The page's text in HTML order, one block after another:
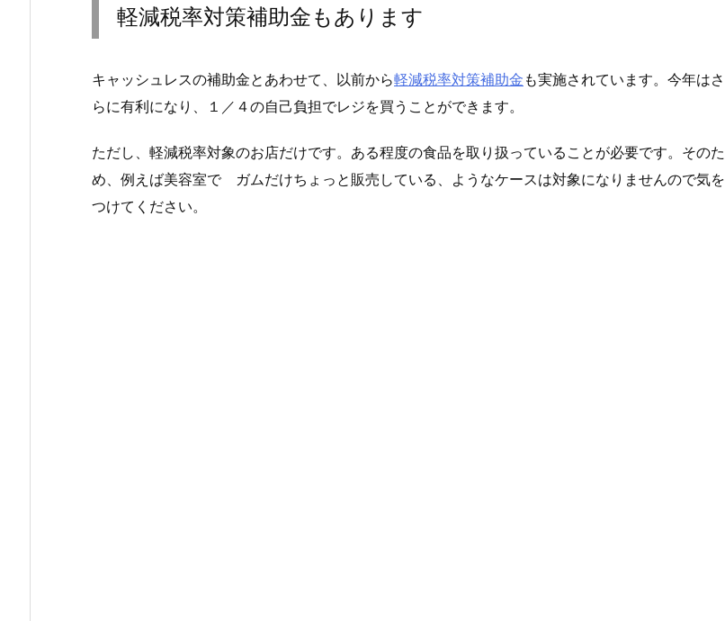
軽減税率対策補助金もあります
キャッシュレスの補助金とあわせて、以前から軽減税率対策補助金 も実施されています。今年はさ
らに有利になり、１／４の自己負担でレジを買うことができます。
ただし、軽減税率対象のお店だけです。ある程度の食品を取り扱っていることが必要です。そのた
め、例えば美容室で ガムだけちょっと販売している、ようなケースは対象になりませんので気を
つけてください。